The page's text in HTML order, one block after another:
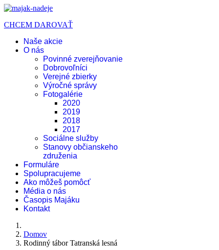
CHCEM DAROVAŤ
Naše akcie
O nás
Povinné zverejňovanie
Dobrovoľníci
Verejné zbierky
Výročné správy
Fotogalérie
2020
2019
2018
2017
Sociálne služby
Stanovy občianskeho
združenia
Formuláre
Spolupracujeme
Ako môžeš pomôcť
Média o nás
Časopis Majáku
Kontakt
Domov
Rodinný tábor Tatranská lesná